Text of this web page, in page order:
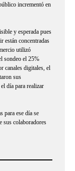
incrementó en
y esperada pues
están concentradas
utilizó
sondeo el 25%
canales digitales, el
sus
día para realizar
para ese día se
sus colaboradores